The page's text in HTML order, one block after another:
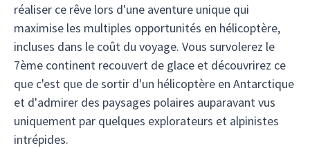
réaliser ce rêve lors d'une aventure unique qui
maximise les multiples opportunités en hélicoptère,
incluses dans le coût du voyage. Vous survolerez le
7ème continent recouvert de glace et découvrirez ce
que c'est que de sortir d'un hélicoptère en Antarctique
et d'admirer des paysages polaires auparavant vus
uniquement par quelques explorateurs et alpinistes
intrépides.